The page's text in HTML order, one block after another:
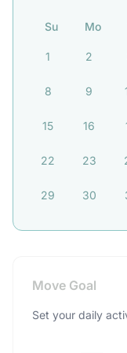
Su Mo
1 2
8 9
15 16
22 23
29 30
Move Goal
Set your daily